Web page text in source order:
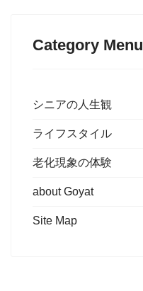
Category Menu
シニアの人生観
ライフスタイル
老化現象の体験
about Goyat
Site Map